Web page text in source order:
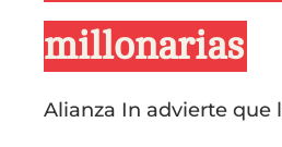
millonarias
Alianza In advierte que